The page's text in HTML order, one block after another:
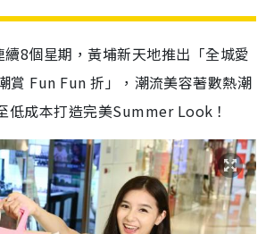
8個星期，黃埔新天地推出「全城愛
賞 Fun Fun 折」，潮流美容著數熱潮
低成本打造完美Summer Look！